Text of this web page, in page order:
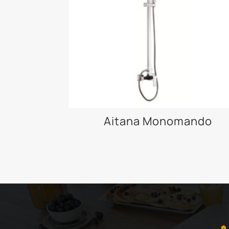
Aitana Monomando